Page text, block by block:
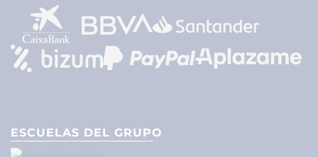
ESCUELAS DEL GRUPO